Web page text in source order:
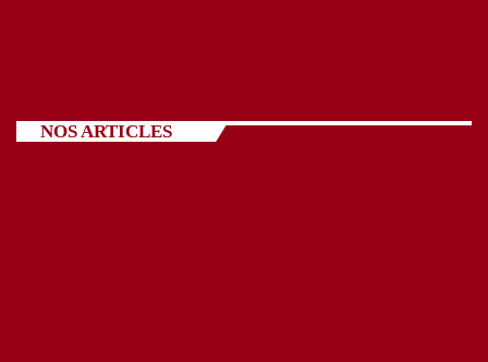
NOS ARTICLES